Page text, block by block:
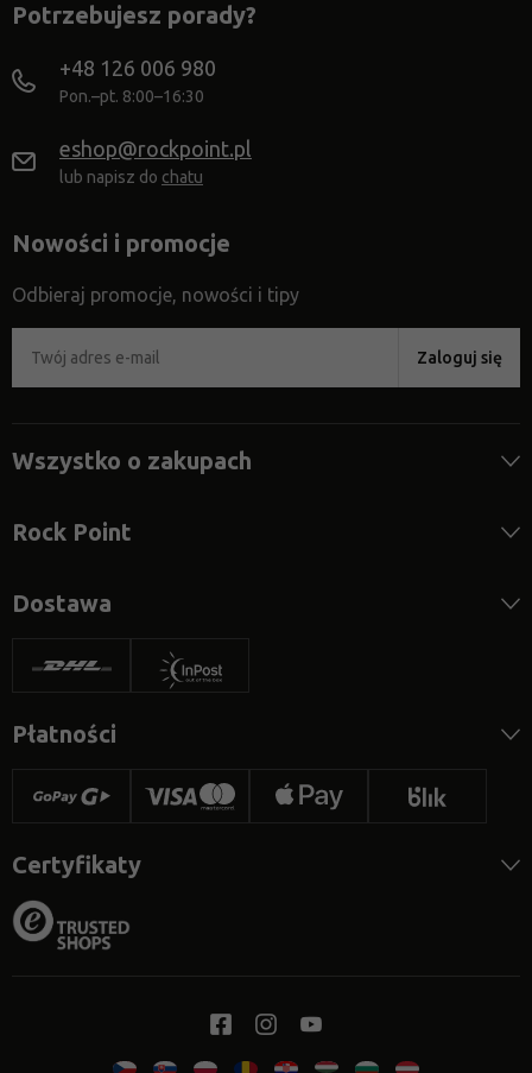
Potrzebujesz porady?
+48 126 006 980
Pon.–pt. 8:00–16:30
eshop@rockpoint.pl
lub napisz do chatu
Nowości i promocje
Odbieraj promocje, nowości i tipy
Zaloguj się
Wszystko o zakupach
Rock Point
Dostawa
Płatności
Certyfikaty